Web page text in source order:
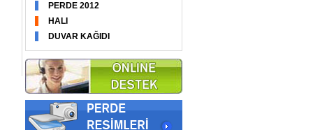
PERDE 2012
HALI
DUVAR KAĞIDI